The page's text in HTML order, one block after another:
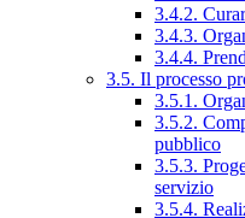
3.4.2.
3.4.3.
3.4.4.
3.5. Il processo
3.5.1.
3.5.2.
pubblico
3.5.3.
servizio
3.5.4.